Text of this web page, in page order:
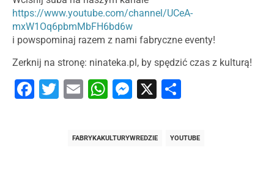
https://www.youtube.com/channel/UCeA-
mxW1Oq6pbmMbFH6bd6w
i powspominaj razem z nami fabryczne eventy!
Zerknij na stronę: ninateka.pl, by spędzić czas z kulturą!
Facebook
Twitter
EmailWhatsApp
Messenger
X
FABRYKAKULTURYWREDZIE YOUTUBE